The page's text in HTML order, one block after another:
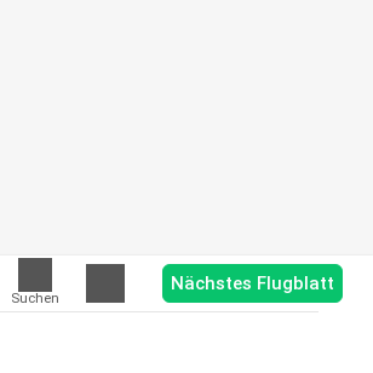
Suchen
Nächstes Flugblatt